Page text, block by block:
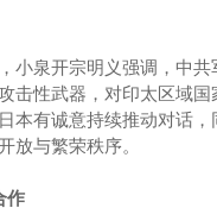
小泉开宗明义强调，中
击性武器，对印太区域
本有诚意持续推动对话
放与繁荣秩序。
作